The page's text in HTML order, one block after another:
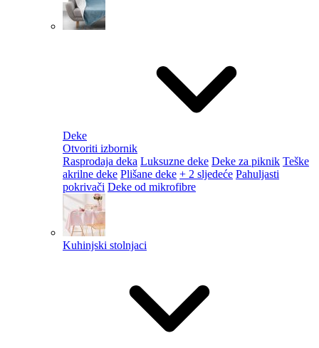
Deke
Otvoriti izbornik
Rasprodaja deka Luksuzne deke Deke za piknik Teške
akrilne deke Plišane deke + 2 sljedeće Pahuljasti
pokrivači Deke od mikrofibre
Kuhinjski stolnjaci